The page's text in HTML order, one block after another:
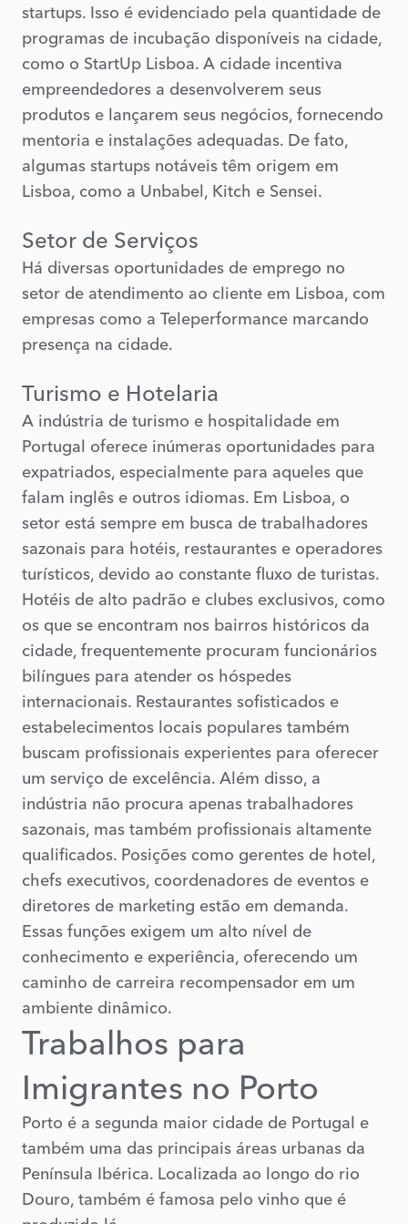
startups. Isso é evidenciado pela quantidade de
programas de incubação disponíveis na cidade,
como o StartUp Lisboa. A cidade incentiva
empreendedores a desenvolverem seus
produtos e lançarem seus negócios, fornecendo
mentoria e instalações adequadas. De fato,
algumas startups notáveis têm origem em
Lisboa, como a Unbabel, Kitch e Sensei.
Setor de Serviços
Há diversas oportunidades de emprego no
setor de atendimento ao cliente em Lisboa, com
empresas como a Teleperformance marcando
presença na cidade.
Turismo e Hotelaria
A indústria de turismo e hospitalidade em
Portugal oferece inúmeras oportunidades para
expatriados, especialmente para aqueles que
falam inglês e outros idiomas. Em Lisboa, o
setor está sempre em busca de trabalhadores
sazonais para hotéis, restaurantes e operadores
turísticos, devido ao constante fluxo de turistas.
Hotéis de alto padrão e clubes exclusivos, como
os que se encontram nos bairros históricos da
cidade, frequentemente procuram funcionários
bilíngues para atender os hóspedes
internacionais. Restaurantes sofisticados e
estabelecimentos locais populares também
buscam profissionais experientes para oferecer
um serviço de excelência. Além disso, a
indústria não procura apenas trabalhadores
sazonais, mas também profissionais altamente
qualificados. Posições como gerentes de hotel,
chefs executivos, coordenadores de eventos e
diretores de marketing estão em demanda.
Essas funções exigem um alto nível de
conhecimento e experiência, oferecendo um
caminho de carreira recompensador em um
ambiente dinâmico.
Trabalhos para
Imigrantes no Porto
Porto é a segunda maior cidade de Portugal e
também uma das principais áreas urbanas da
Península Ibérica. Localizada ao longo do rio
Douro, também é famosa pelo vinho que é